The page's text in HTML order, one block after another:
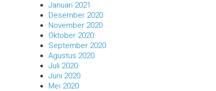
Januari 2021
Desember 2020
November 2020
Oktober 2020
September 2020
Agustus 2020
Juli 2020
Juni 2020
Mei 2020